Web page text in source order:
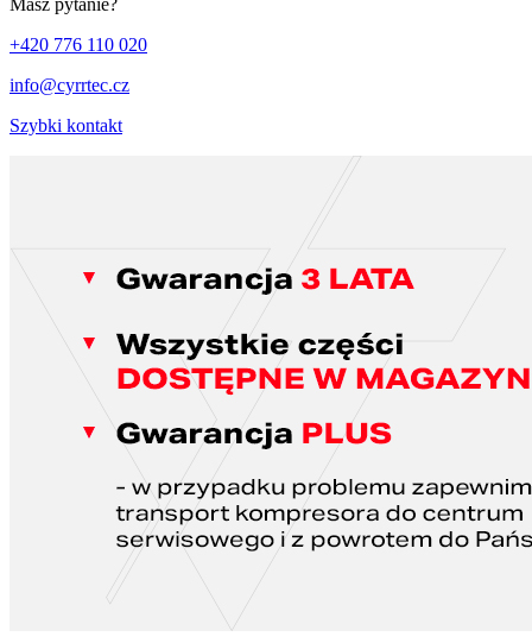
Masz pytanie?
+420 776 110 020
info@cyrrtec.cz
Szybki kontakt